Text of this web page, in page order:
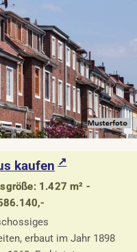
kaufen
1.427 m² -
erbaut im Jahr 1898